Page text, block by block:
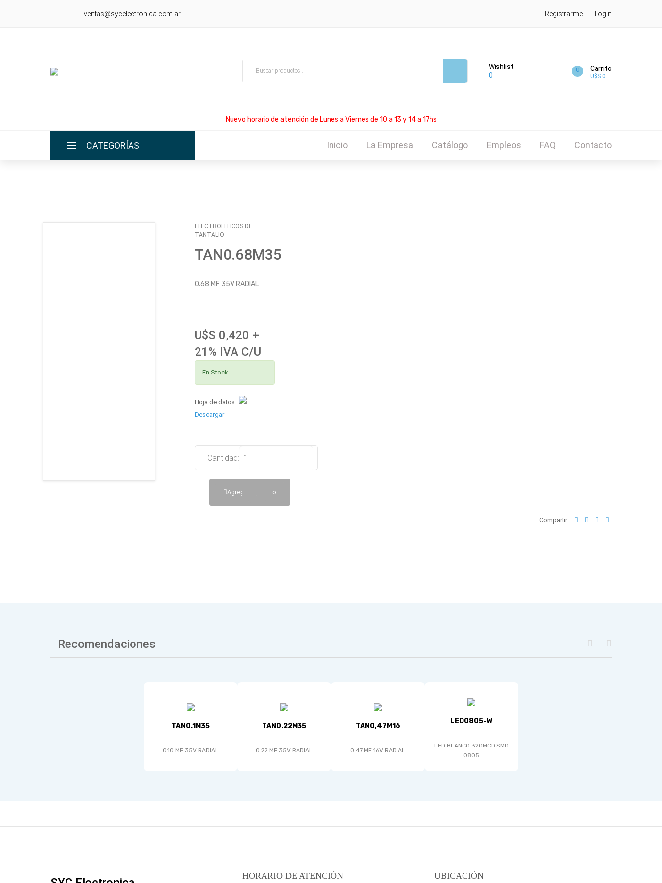
ventas@sycelectronica.com.ar Registrarme Login
Wishlist
0
0 Carrito
U$S 0
Nuevo horario de atención de Lunes a Viernes de 10 a 13 y 14 a 17hs
CATEGORÍAS Inicio La Empresa Catálogo Empleos FAQ Contacto
ELECTROLITICOS DE
TANTALIO
TAN0.68M35
0.68 MF 35V RADIAL
U$S 0,420 +
21% IVA C/U
En Stock
Hoja de datos:
Descargar
Cantidad:
Agregar al Carrito
Compartir :
Recomendaciones
TAN0.1M35
0.10 MF 35V RADIAL
TAN0.22M35
0.22 MF 35V RADIAL
TAN0,47M16
0.47 MF 16V RADIAL
LED0805-W
LED BLANCO 320MCD SMD
0805
HORARIO DE ATENCIÓN UBICACIÓN